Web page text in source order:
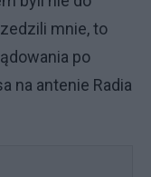
mnie, to
po
na antenie Radia